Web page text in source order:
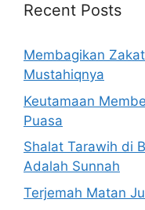
Recent Posts
Membagikan
Mustahiqnya
Keutamaan
Puasa
Shalat Tarawih di
Adalah Sunnah
Terjemah Matan